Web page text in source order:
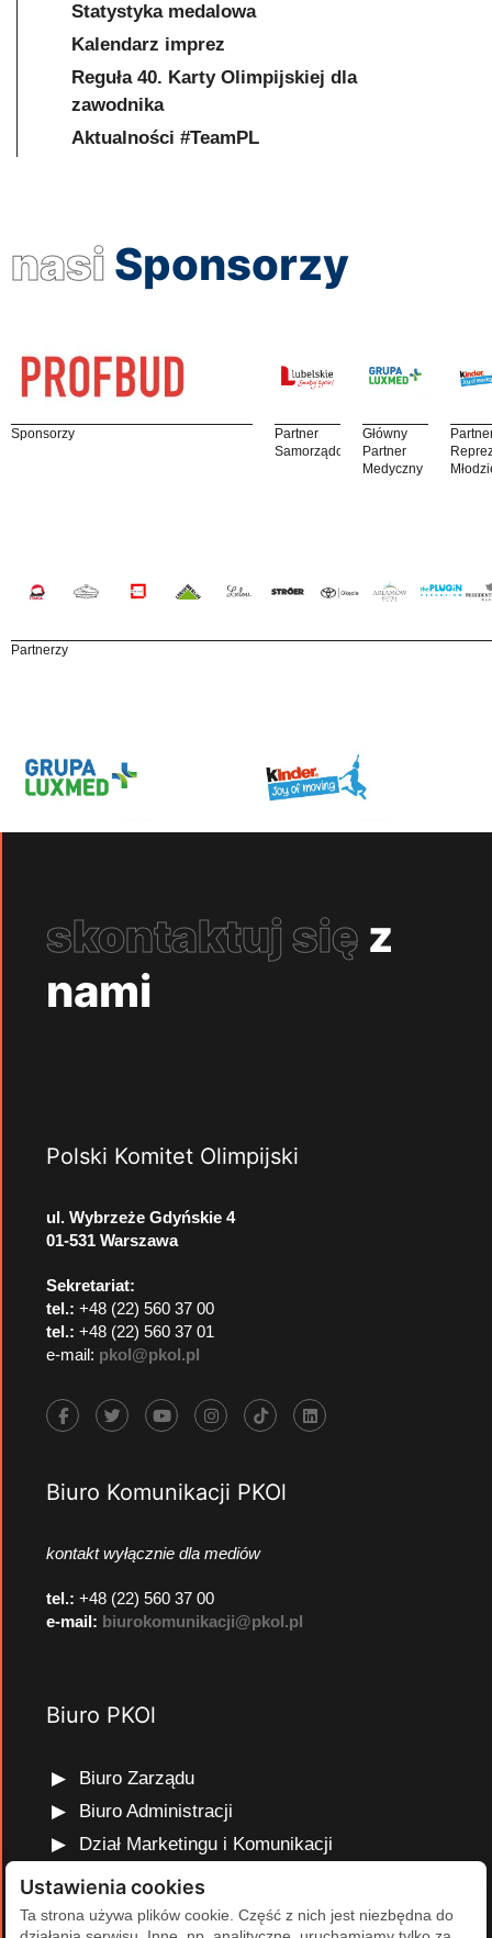
Statystyka medalowa
Kalendarz imprez
Reguła 40. Karty Olimpijskiej dla
zawodnika
Aktualności #TeamPL
nasi Sponsorzy
Sponsorzy
Partner
Samorządowy
Główny
Partner
Medyczny
Partnerzy
skontaktuj się z
nami
Polski Komitet Olimpijski
ul. Wybrzeże Gdyńskie 4
01-531 Warszawa
Sekretariat:
tel.: +48 (22) 560 37 00
tel.: +48 (22) 560 37 01
e-mail: pkol@pkol.pl
Biuro Komunikacji PKOl
kontakt wyłącznie dla mediów
tel.: +48 (22) 560 37 00
e-mail: biurokomunikacji@pkol.pl
Biuro PKOl
Biuro Zarządu
Biuro Administracji
Dział Marketingu i Komunikacji
Dział Edukacji Olimpijskiej
Dział Finansów i Kadr
Ustawienia cookies
Ta strona używa plików cookie. Część z nich jest niezbędna do